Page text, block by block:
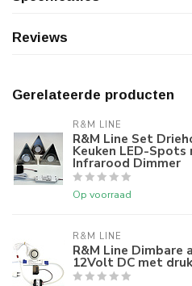
Reviews
Gerelateerde producten
R&M LINE
R&M Line Set
Keuken LED-Spots
Infrarood Dimmer
Op voorraad
R&M LINE
R&M Line Dimbare
12Volt DC met